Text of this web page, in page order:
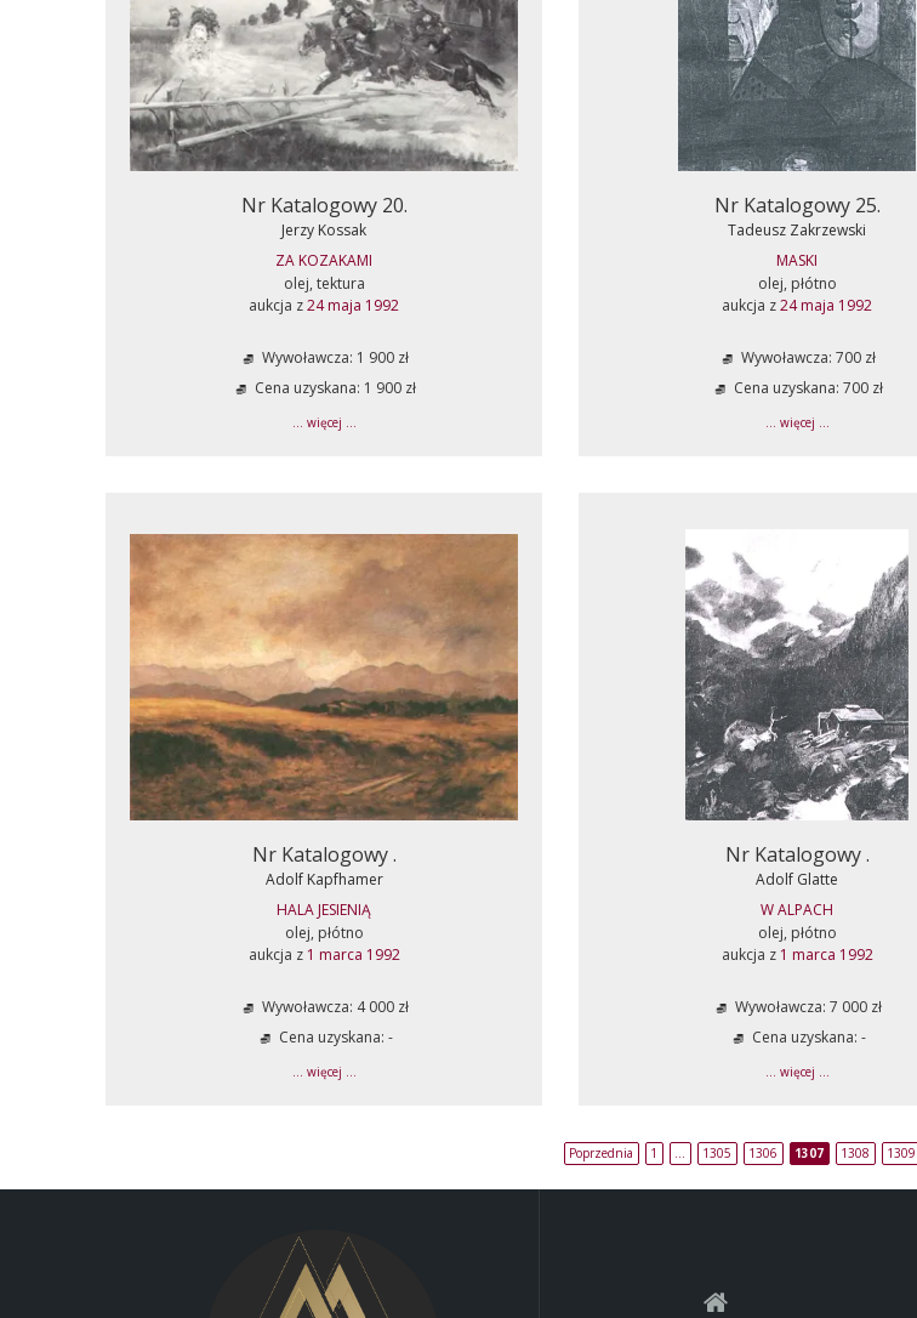
Nr Katalogowy 20.
Jerzy Kossak
ZA KOZAKAMI
olej, tektura
aukcja z24 maja 1992
Wywoławcza: 1 900 zł
Cena uzyskana: 1 900 zł
... więcej ...
Nr Katalogowy 25.
Tadeusz Zakrzewski
MASKI
olej, płótno
aukcja z24 maja 1992
Wywoławcza: 700 zł
Cena uzyskana: 700 zł
... więcej ...
Nr Katalogowy .
Adolf Kapfhamer
HALA JESIENIĄ
olej, płótno
aukcja z 1 marca 1992
Wywoławcza: 4 000 zł
Cena uzyskana: -
... więcej ...
Nr Katalogowy .
Adolf Glatte
W ALPACH
olej, płótno
aukcja z 1 marca 1992
Wywoławcza: 7 000 zł
Cena uzyskana: -
... więcej ...
Poprzednia 1 … 1305 1306 1307 1308 1309